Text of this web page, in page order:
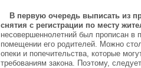
В первую очередь выписать из
снятия с регистрации по месту
несовершеннолетний был прописан в
помещении его родителей. Можно
опеки и попечительства, которые
требованиям закона. Поэтому,